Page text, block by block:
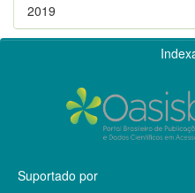
2019
Suportado por